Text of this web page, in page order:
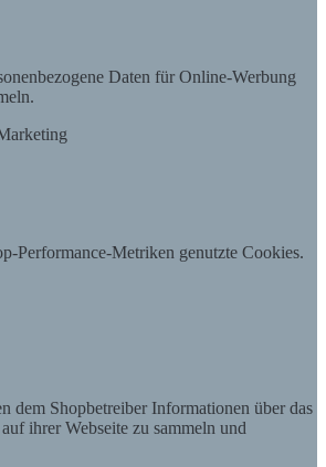
Daten für Online-Werbung
Performance-Metriken genutzte Cookies.
dem Shopbetreiber Informationen über das
ihrer Webseite zu sammeln und